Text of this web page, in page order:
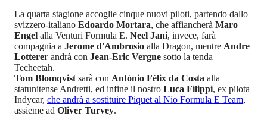
La quarta stagione accoglie cinque nuovi piloti, partendo dallo
svizzero-italiano Edoardo Mortara, che affiancherà Maro
Engel alla Venturi Formula E. Neel Jani, invece, farà
compagnia a Jerome d'Ambrosio alla Dragon, mentre Andre
Lotterer andrà con Jean-Eric Vergne sotto la tenda
Techeetah.
Tom Blomqvist sarà con António Félix da Costa alla
statunitense Andretti, ed infine il nostro Luca Filippi, ex pilota
Indycar, che andrà a sostituire Piquet al Nio Formula E Team,
assieme ad Oliver Turvey.